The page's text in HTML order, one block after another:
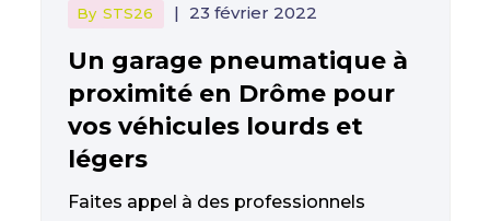
By STS26 | 23 février 2022
Un garage pneumatique à
proximité en Drôme pour
vos véhicules lourds et
légers
Faites appel à des professionnels